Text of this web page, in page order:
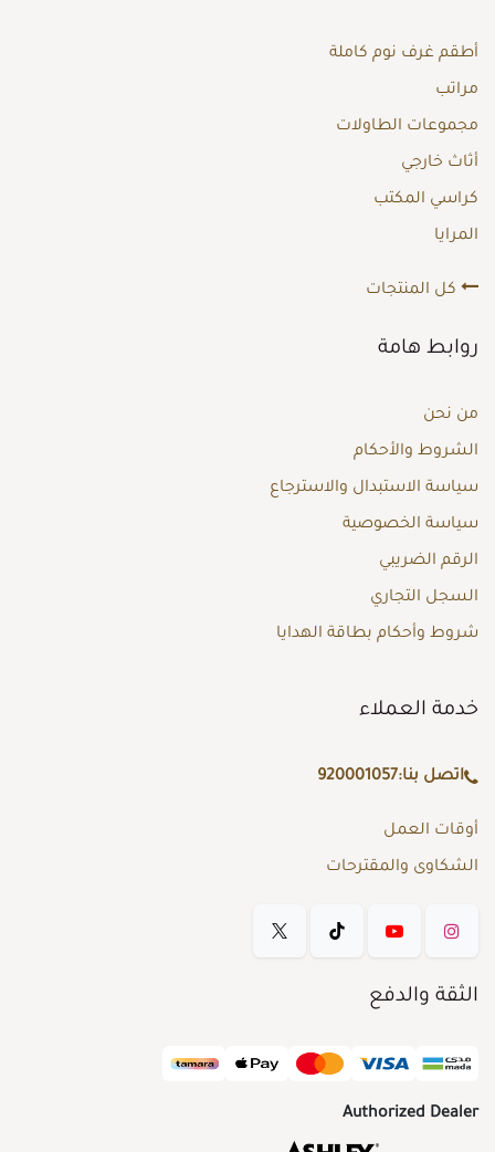
أطقم غرف نوم كاملة
مراتب
مجموعات الطاولات
أثاث خارجي
كراسي المكتب
المرايا
كل المنتجات
روابط هامة
من نحن
الشروط والأحكام
سياسة الاستبدال والاسترجاع
سياسة الخصوصية
الرقم الضريبي
السجل التجاري
شروط وأحكام بطاقة الهدايا
خدمة العملاء
اتصل بنا:920001057
أوقات العمل
الشكاوى والمقترحات
الثقة والدفع
Authorized Dealer